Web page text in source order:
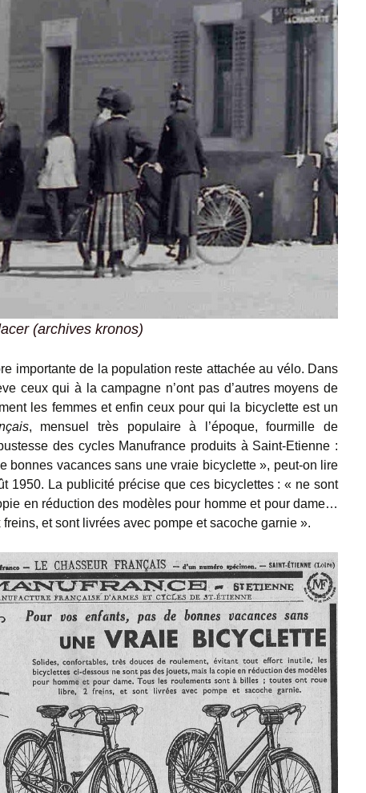
(archives kronos)
importante de la population reste attachée au vélo. Dans
ceux qui à la campagne n’ont pas d’autres moyens de
les femmes et enfin ceux pour qui la bicyclette est un
, mensuel très populaire à l’époque, fourmille de
des cycles Manufrance produits à Saint-Etienne :
bonnes vacances sans une vraie bicyclette », peut-on lire
1950. La publicité précise que ces bicyclettes : « ne sont
en réduction des modèles pour homme et pour dame…
et sont livrées avec pompe et sacoche garnie ».